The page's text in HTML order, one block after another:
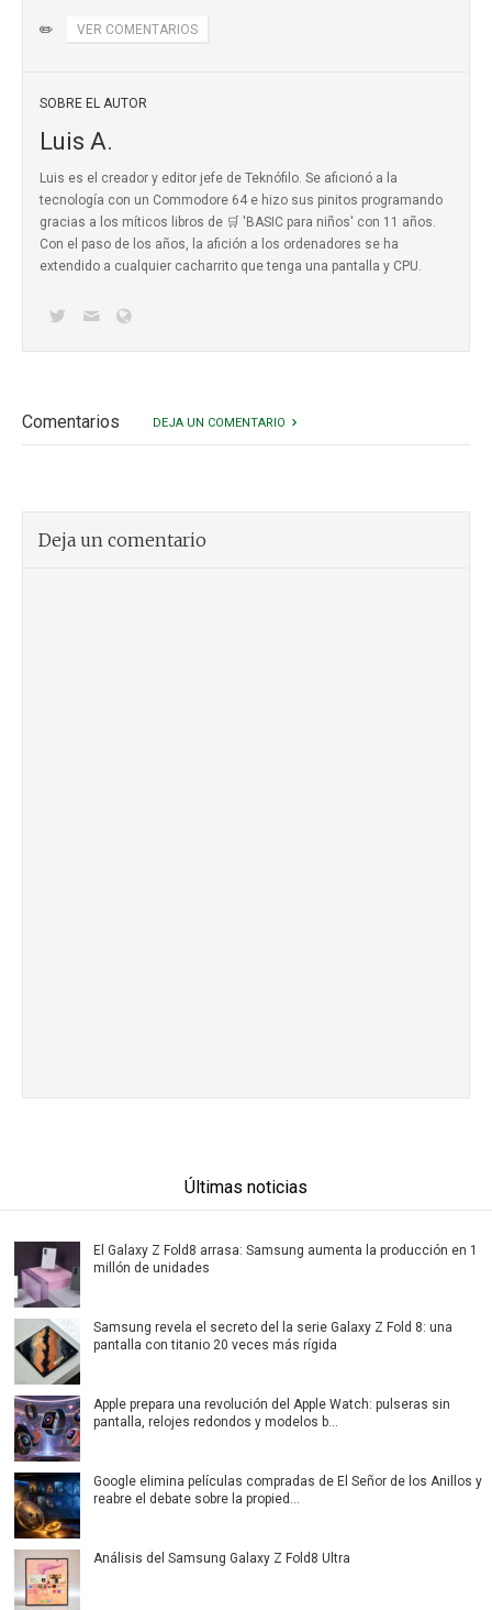
✏️ VER COMENTARIOS
SOBRE EL AUTOR
Luis A.
Luis es el creador y editor jefe de Teknófilo. Se aficionó a la
tecnología con un Commodore 64 e hizo sus pinitos programando
gracias a los míticos libros de 🛒 'BASIC para niños' con 11 años.
Con el paso de los años, la afición a los ordenadores se ha
extendido a cualquier cacharrito que tenga una pantalla y CPU.
Comentarios DEJA UN COMENTARIO
Deja un comentario
Últimas noticias
El Galaxy Z Fold8 arrasa: Samsung aumenta la producción en 1
millón de unidades
Samsung revela el secreto del la serie Galaxy Z Fold 8: una
pantalla con titanio 20 veces más rígida
Apple prepara una revolución del Apple Watch: pulseras sin
pantalla, relojes redondos y modelos b...
Google elimina películas compradas de El Señor de los Anillos y
reabre el debate sobre la propied...
Análisis del Samsung Galaxy Z Fold8 Ultra